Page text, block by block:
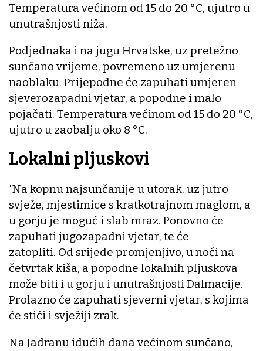
Temperatura većinom od 15 do 20 °C, ujutro u
unutrašnjosti niža.
Podjednaka i na jugu Hrvatske, uz pretežno
sunčano vrijeme, povremeno uz umjerenu
naoblaku. Prijepodne će zapuhati umjeren
sjeverozapadni vjetar, a popodne i malo
pojačati. Temperatura većinom od 15 do 20 °C,
ujutro u zaobalju oko 8 °C.
Lokalni pljuskovi
'Na kopnu najsunčanije u utorak, uz jutro
svježe, mjestimice s kratkotrajnom maglom, a
u gorju je moguć i slab mraz. Ponovno će
zapuhati jugozapadni vjetar, te će
zatopliti. Od srijede promjenjivo, u noći na
četvrtak kiša, a popodne lokalnih pljuskova
može biti i u gorju i unutrašnjosti Dalmacije.
Prolazno će zapuhati sjeverni vjetar, s kojima
će stići i svježiji zrak.
Na Jadranu idućih dana većinom sunčano,